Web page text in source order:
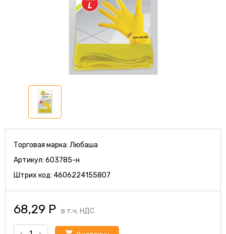
Торговая марка: Любаша
Артикул: 603785-н
Штрих код: 4606224155807
68,29 Р в т.ч. НДС